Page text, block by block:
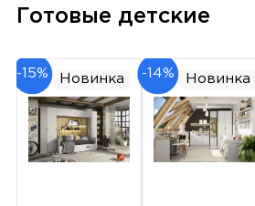
Готовые детские
-15% Новинка -14% Новинка